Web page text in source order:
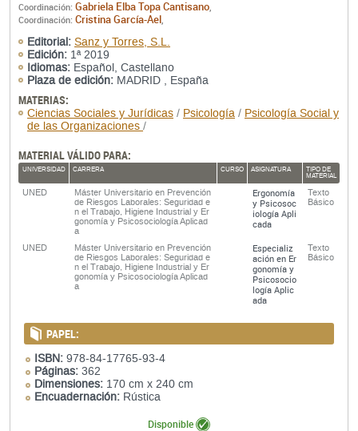
Coordinación: Gabriela Elba Topa Cantisano
Coordinación: Cristina García-Ael
Editorial: Sanz y Torres, S.L.
Edición: 1ª 2019
Idiomas: Español, Castellano
Plaza de edición: MADRID , España
MATERIAS:
Ciencias Sociales y Jurídicas / Psicología / Psicología Social y
de las Organizaciones /
MATERIAL VÁLIDO PARA:
UNIVERSIDAD CARRERA CURSO ASIGNATURA
TIPO DE
MATERIAL
UNED
Máster Universitario en Prevención
de Riesgos Laborales: Seguridad e
n el Trabajo, Higiene Industrial y Er
gonomía y Psicosociología Aplicad
a
Ergonomía
y Psicosoc
iología Apli
cada
Texto
Básico
UNED
Máster Universitario en Prevención
de Riesgos Laborales: Seguridad e
n el Trabajo, Higiene Industrial y Er
gonomía y Psicosociología Aplicad
a
Especializ
ación en Er
gonomía y
Psicosocio
logía Aplic
ada
Texto
Básico
PAPEL:
ISBN: 978-84-17765-93-4
Páginas: 362
Dimensiones: 170 cm x 240 cm
Encuadernación: Rústica
Disponible